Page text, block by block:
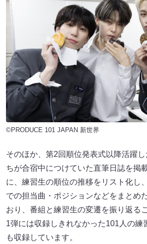
©PRODUCE 101 JAPAN 新世界
そのほか、第2回順位発表式以降活躍
ちが合宿中につけていた直筆日誌を掲
に、練習生の順位の推移をリスト化し
での担当曲・ポジションなどをまとめ
おり、番組と練習生の変遷を振り返る
1弾には収録しきれなかった101人の練
も収録しています。